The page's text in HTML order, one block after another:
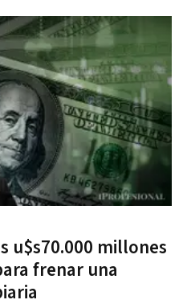
u$s70.000 millones
frenar una